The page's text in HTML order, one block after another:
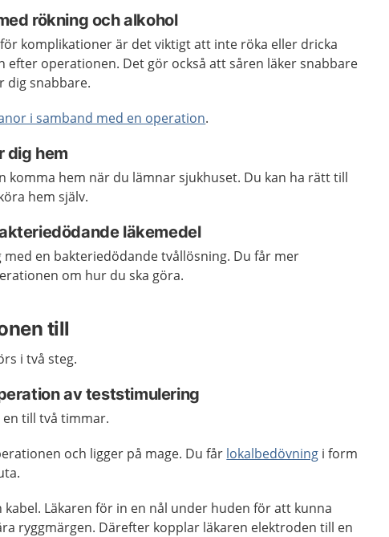
rökning och alkohol
komplikationer är det viktigt att inte röka eller dricka
efter operationen. Det gör också att såren läker snabbare
dig snabbare.
i samband med en operation.
dig hem
komma hem när du lämnar sjukhuset. Du kan ha rätt till
hem själv.
läkemedel
en bakteriedödande tvållösning. Du får mer
om hur du ska göra.
till
i två steg.
av teststimulering
till två timmar.
och ligger på mage. Du får lokalbedövning i form
Läkaren för in en nål under huden för att kunna
ryggmärgen. Därefter kopplar läkaren elektroden till en